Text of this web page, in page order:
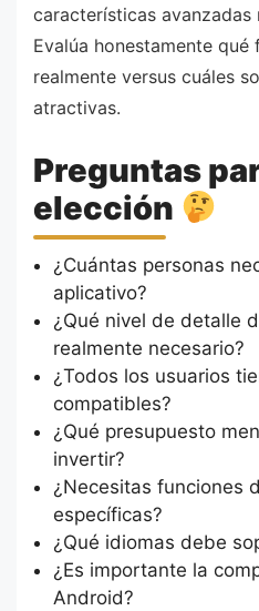
características avanzadas
Evalúa honestamente qué
realmente versus cuáles
atractivas.
Preguntas
elección
¿Cuántas personas
aplicativo?
¿Qué nivel de detalle
realmente necesario?
¿Todos los usuarios
compatibles?
¿Qué presupuesto
invertir?
¿Necesitas funciones
específicas?
¿Qué idiomas debe
¿Es importante la
Android?